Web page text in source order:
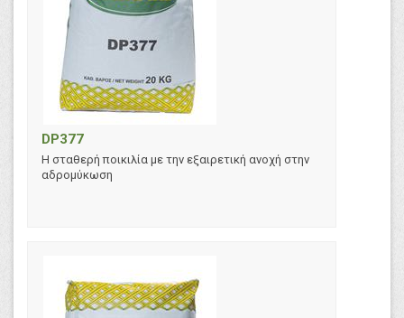
DP377
Η σταθερή ποικιλία με την εξαιρετική ανοχή στην
αδρομύκωση